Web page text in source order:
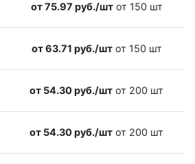
от 75.97 руб./штот 150 шт
от 63.71 руб./штот 150 шт
от 54.30 руб./шт от 200 шт
от 54.30 руб./шт от 200 шт